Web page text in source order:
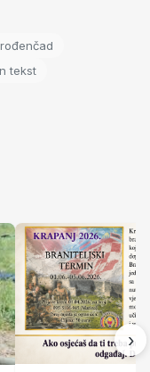
tekst
›